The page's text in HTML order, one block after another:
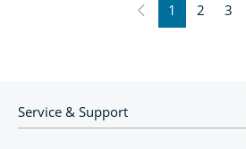
1 2 3
Service & Support